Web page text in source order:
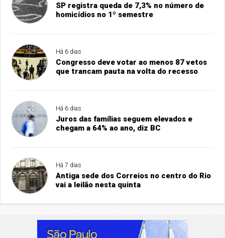
SP registra queda de 7,3% no número de
homicídios no 1º semestre
Há 6 dias
Congresso deve votar ao menos 87 vetos
que trancam pauta na volta do recesso
Há 6 dias
Juros das famílias seguem elevados e
chegam a 64% ao ano, diz BC
Há 7 dias
Antiga sede dos Correios no centro do Rio
vai a leilão nesta quinta